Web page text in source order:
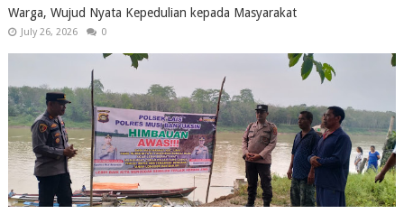
Warga, Wujud Nyata Kepedulian kepada Masyarakat
July 26, 2026 0